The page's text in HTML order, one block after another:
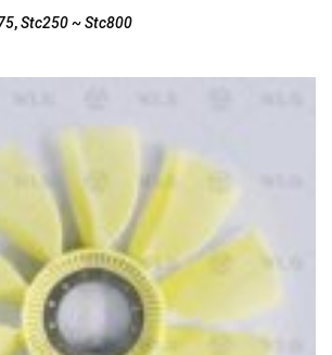
,Stc250 ~ Stc800